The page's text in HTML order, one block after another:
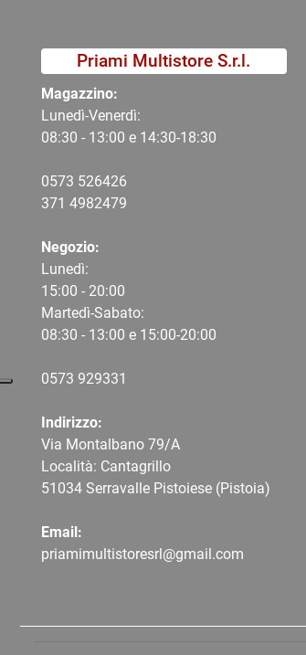
Priami Multistore S.r.l.
Magazzino:
Lunedì-Venerdì:
08:30 - 13:00 e 14:30-18:30
0573 526426
371 4982479
Negozio:
Lunedì:
15:00 - 20:00
Martedì-Sabato:
08:30 - 13:00 e 15:00-20:00
0573 929331
Indirizzo:
Via Montalbano 79/A
Località: Cantagrillo
51034 Serravalle Pistoiese (Pistoia)
Email:
priamimultistoresrl@gmail.com